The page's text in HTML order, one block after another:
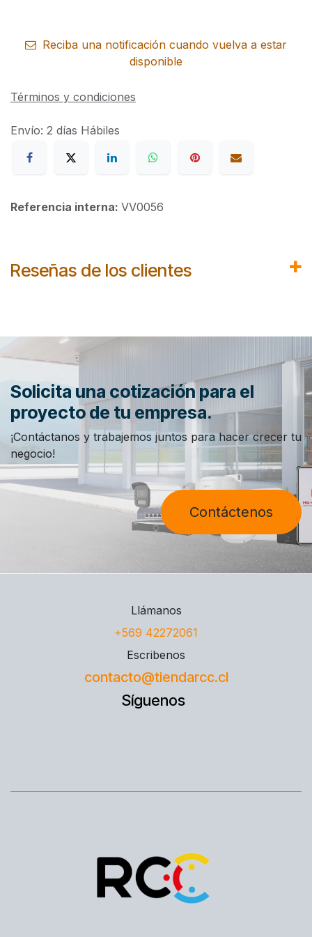
Reciba una notificación cuando vuelva a estar
disponible
Términos y condiciones
Envío: 2 días Hábiles
Referencia interna: VV0056
Reseñas de los clientes
Solicita una cotización para el
proyecto de tu empresa.
¡Contáctanos y trabajemos juntos para hacer crecer tu
negocio!
Contáctenos
Llámanos
+569 42272061
Escribenos
contacto@tiendarcc.cl
Síguenos